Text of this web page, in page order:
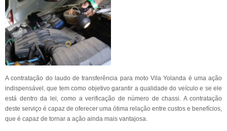
A contratação do laudo de transferência para moto Vila Yolanda é uma ação
indispensável, que tem como objetivo garantir a qualidade do veículo e se ele
está dentro da lei, como a verificação de número de chassi. A contratação
deste serviço é capaz de oferecer uma ótima relação entre custos e benefícios,
que é capaz de tornar a ação ainda mais vantajosa.